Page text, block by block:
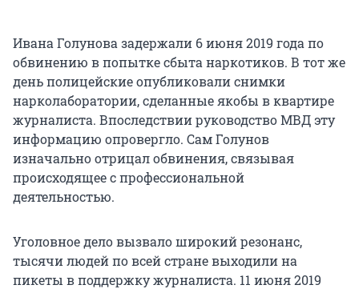
Ивана Голунова задержали 6 июня 2019 года по
обвинению в попытке сбыта наркотиков. В тот же
день полицейские опубликовали снимки
нарколаборатории, сделанные якобы в квартире
журналиста. Впоследствии руководство МВД эту
информацию опровергло. Сам Голунов
изначально отрицал обвинения, связывая
происходящее с профессиональной
деятельностью.
Уголовное дело вызвало широкий резонанс,
тысячи людей по всей стране выходили на
пикеты в поддержку журналиста. 11 июня 2019